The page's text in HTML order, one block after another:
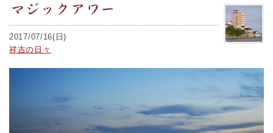
マジックアワー
2017/07/16(日)
祥吉の日々